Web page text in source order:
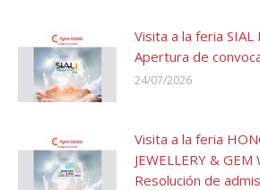
Visita a la feria SIAL
Apertura de
24/07/2026
Visita a la feria
JEWELLERY &
Resolución de